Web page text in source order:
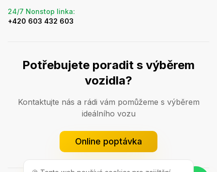
24/7 Nonstop linka:
+420 603 432 603
Potřebujete poradit s výběrem
vozidla?
Kontaktujte nás a rádi vám pomůžeme s výběrem
ideálního vozu
Online poptávka